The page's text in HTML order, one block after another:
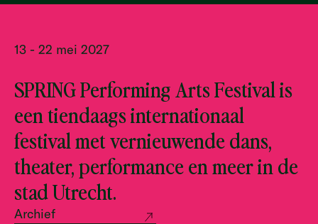
13 - 22 mei 2027
SPRING Performing Arts Festival is
een tiendaags internationaal
festival met vernieuwende dans,
theater, performance en meer in de
stad Utrecht.
Archief